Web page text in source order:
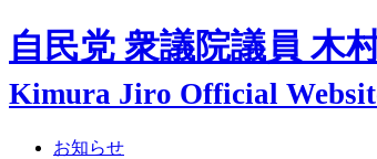
自民党 衆議院議員 木
Kimura Jiro Official
お知らせ